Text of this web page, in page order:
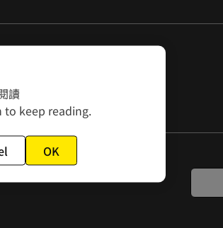
讀
to keep reading.
OK